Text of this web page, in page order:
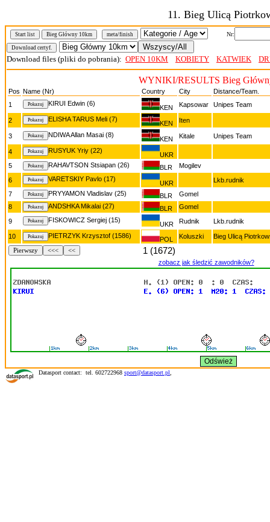
11. Bieg Ulicą
Start list Bieg Główny 10km meta/finish Nr:
Download files (pliki do pobrania): OPEN 10KM KOBIETY KATWIEK
WYNIKI/RESULTS Bieg
Pos Name (Nr) Country City
Distance/Team.
1
KIRUI Edwin (6)
KEN Kapsowar Unipes Team
2 ELISHA TARUS Meli (7)
KEN Iten
3 NDIWA Allan Masai (8)
KEN Kitale Unipes Team
4 RUSYUK Yriy (22)
UKR
5
RAHAVTSON Stsiapan (26) BLR
Mogilev
6
VARETSKIY Pavlo (17)
UKR
Lkb.rudnik
7
PRYYAMON Vladislav (25) BLR
Gomel
8
ANDSHKA Mikalai (27) BLR
Gomel
9
FISKOWICZ Sergiej (15)
UKR Rudnik Lkb.rudnik
10 PIETRZYK Krzysztof (1586) POL Koluszki Bieg Ulicą
Pierwszy <<< << 1 (1672)
zobacz jak śledzić zawodników?
Datasport contact: tel. 602722968 sport@datasport.pl